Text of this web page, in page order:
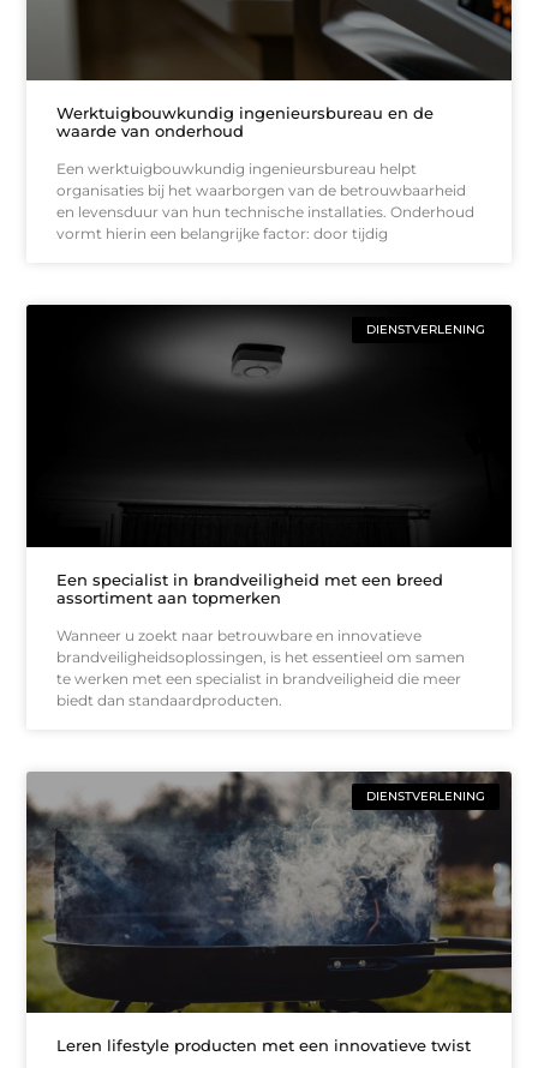
Werktuigbouwkundig ingenieursbureau en de
waarde van onderhoud
Een werktuigbouwkundig ingenieursbureau helpt
organisaties bij het waarborgen van de betrouwbaarheid
en levensduur van hun technische installaties. Onderhoud
vormt hierin een belangrijke factor: door tijdig
DIENSTVERLENING
Een specialist in brandveiligheid met een breed
assortiment aan topmerken
Wanneer u zoekt naar betrouwbare en innovatieve
brandveiligheidsoplossingen, is het essentieel om samen
te werken met een specialist in brandveiligheid die meer
biedt dan standaardproducten.
DIENSTVERLENING
Leren lifestyle producten met een innovatieve twist